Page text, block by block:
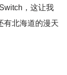
，这让我
有北海道的漫天